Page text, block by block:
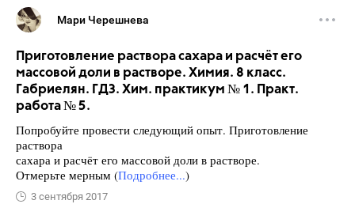
Мари Черешнева
Приготовление раствора сахара и расчёт его
массовой доли в растворе. Химия. 8 класс.
Габриелян. ГДЗ. Хим. практикум № 1. Практ.
работа № 5.
Попробуйте провести следующий опыт. Приготовление
раствора
сахара и расчёт его массовой доли в растворе.
Отмерьте мерным (Подробнее...)
3 сентября 2017